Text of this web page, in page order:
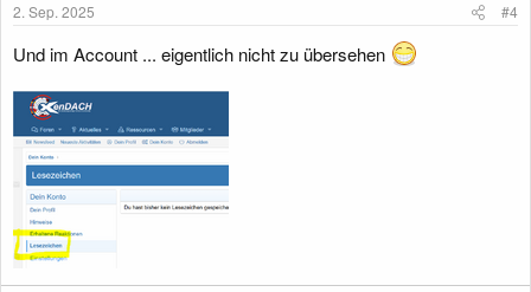
2. Sep. 2025 #4
Und im Account ... eigentlich nicht zu übersehen